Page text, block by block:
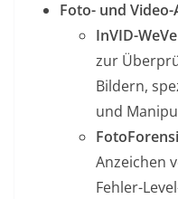
Foto- und
InVID-
zur
Bildern,
und
Anzeichen
Fehler-